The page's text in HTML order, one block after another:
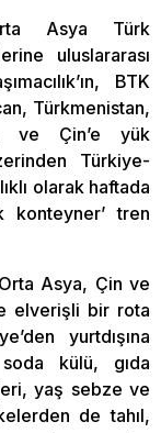
Asya Türk
uluslararası
BTK
Türkmenistan,
ve Çin’e yük
Türkiye-
olarak haftada
konteyner’ tren
Asya, Çin ve
elverişli bir rota
yurtdışına
külü, gıda
yaş sebze ve
de tahıl,